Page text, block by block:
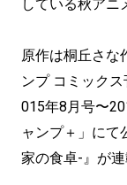
している秋アニ
原作は桐丘さな
ンプ コミック
015年8月号〜
ャンプ＋」にて
家の食卓-』が連